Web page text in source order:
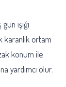
ışığı
karanlık ortam
konum ile
yardımcı olur.